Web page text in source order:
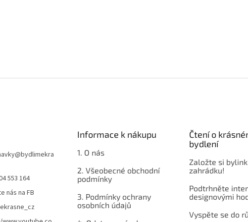
@bydlimekra
553 164
nás na FB
Informace k nákupu
1. O nás
2. Všeobecné obchodní
podmínky
3. Podmínky ochrany
osobních údajů
Čtení o
bydlení
Založte si
zahrádku!
Podtrhněte
designovými
Vyspěte se do